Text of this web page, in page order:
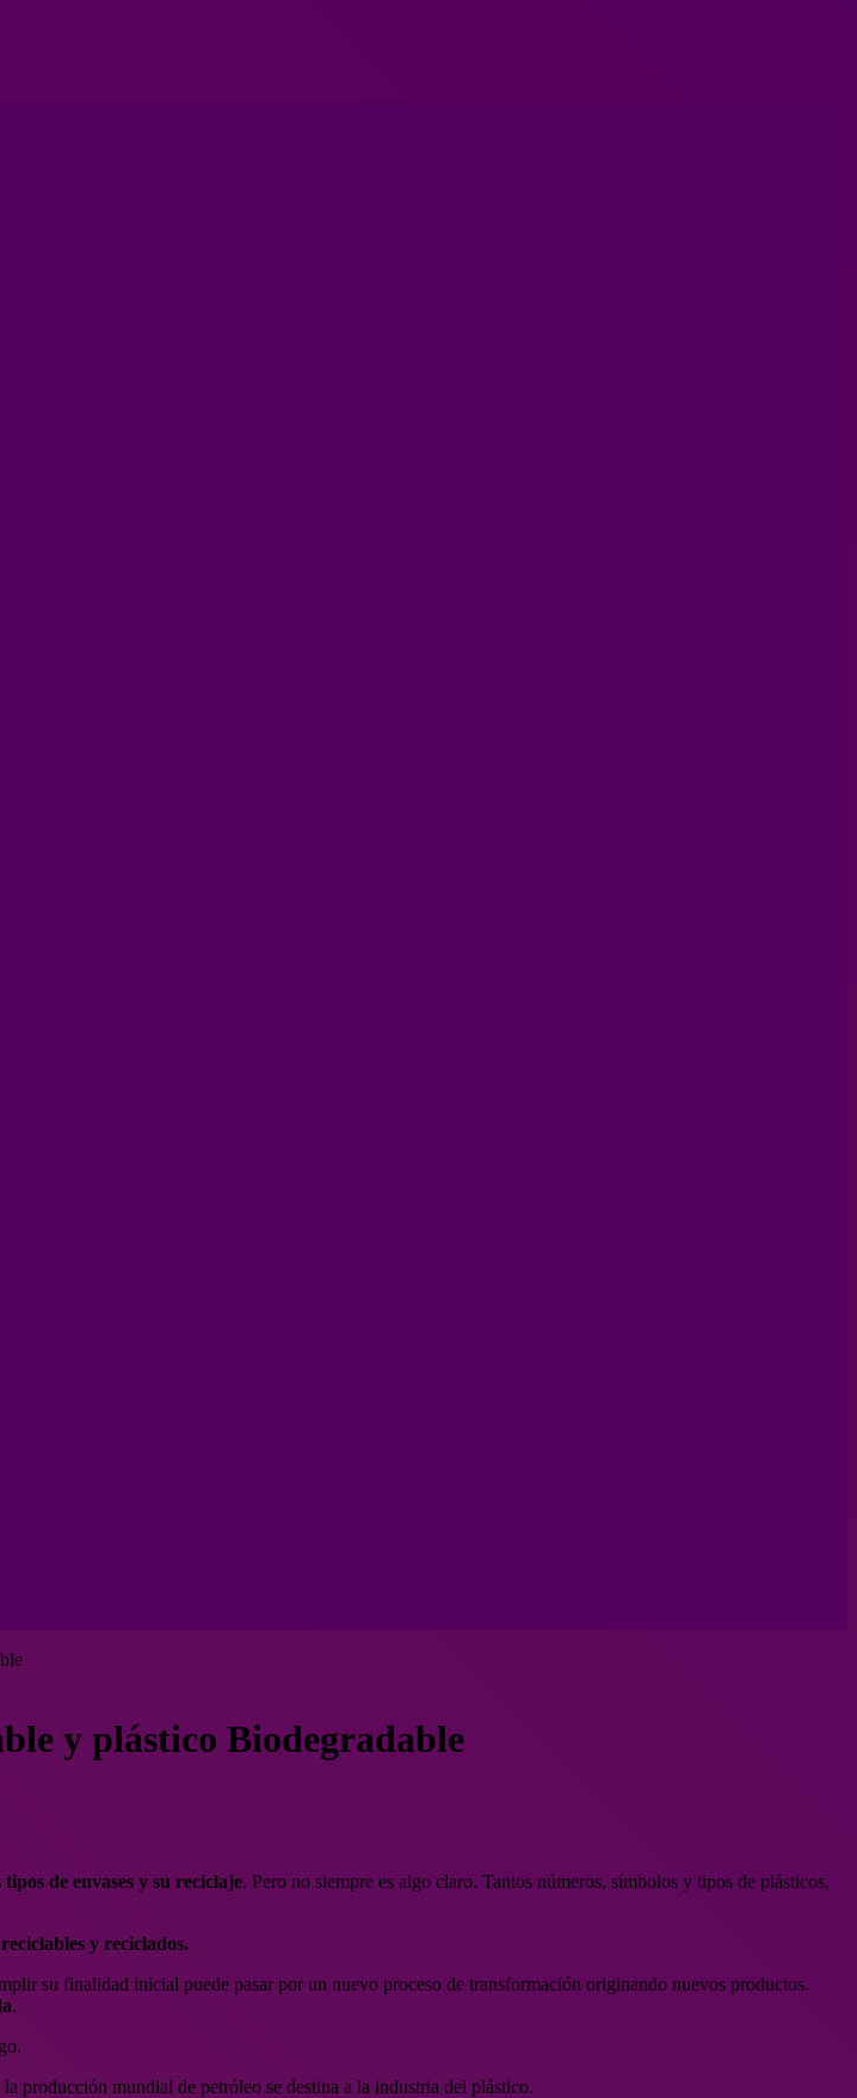
y plástico Biodegradable
tipos de envases y su reciclaje. Pero no siempre es algo claro. Tantos números, símbolos y tipos de plásticos,
reciclables y reciclados.
su finalidad inicial puede pasar por un nuevo proceso de transformación originando nuevos productos.
.
producción mundial de petróleo se destina a la industria del plástico.